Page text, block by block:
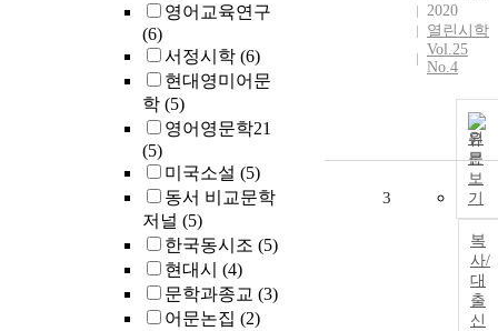
영어교육연구
(6)
서정시학 (6)
현대영미어문
학 (5)
영어영문학21
(5)
미국소설 (5)
동서 비교문학
저널 (5)
한국동시조 (5)
현대시 (4)
문학과종교 (3)
어문논집 (2)
2020
열린시학
Vol.25
No.4
원
문
보
기
복
사/
대
출
신
3